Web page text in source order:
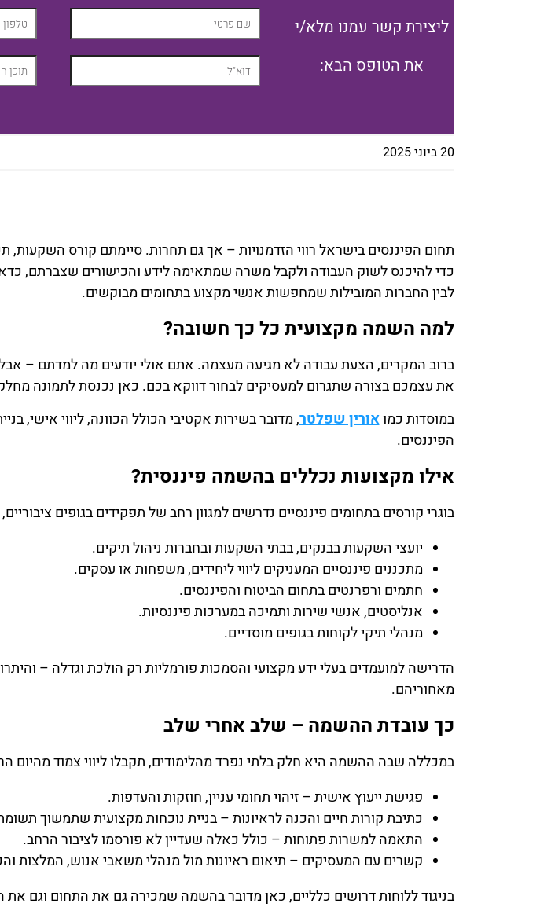
ליצירת קשר עמנו מלא/י
:את הטופס הבא
20 ביוני 2025
תחום הפיננסים בישראל רווי הזדמנויות – אך גם תחרות. סיימתם קורס
כדי להיכנס לשוק העבודה ולקבל משרה שמתאימה לידע והכישורים שצברתם,
לבין החברות המובילות שמחפשות אנשי מקצוע בתחומים מבוקשים.
למה השמה מקצועית כל כך חשובה?
ברוב המקרים, הצעת עבודה לא מגיעה מעצמה. אתם אולי יודעים מה למדתם –
את עצמכם בצורה שתגרום למעסיקים לבחור דווקא בכם. כאן נכנסת לתמונה
במוסדות כמואורין שפלטר, מדובר בשירות אקטיבי הכולל הכוונה, ליווי אישי,
הפיננסים.
אילו מקצועות נכללים בהשמה פיננסית?
בוגרי קורסים בתחומים פיננסיים נדרשים למגוון רחב של תפקידים בגופים
יועצי השקעות בבנקים, בבתי השקעות ובחברות ניהול תיקים.
מתכננים פיננסיים המעניקים ליווי ליחידים, משפחות או עסקים.
חתמים ורפרנטים בתחום הביטוח והפיננסים.
אנליסטים, אנשי שירות ותמיכה במערכות פיננסיות.
מנהלי תיקי לקוחות בגופים מוסדיים.
הדרישה למועמדים בעלי ידע מקצועי והסמכות פורמליות רק הולכת וגדלה –
מאחוריהם.
כך עובדת ההשמה – שלב אחרי שלב
במכללה שבה ההשמה היא חלק בלתי נפרד מהלימודים, תקבלו ליווי צמוד
פגישת ייעוץ אישית – זיהוי תחומי עניין, חוזקות והעדפות.
כתיבת קורות חיים והכנה לראיונות – בניית נוכחות מקצועית שתמשוך
התאמה למשרות פתוחות – כולל כאלה שעדיין לא פורסמו לציבור הרחב.
קשרים עם המעסיקים – תיאום ראיונות מול מנהלי משאבי אנוש, המלצות
בניגוד ללוחות דרושים כלליים, כאן מדובר בהשמה שמכירה גם את התחום וגם